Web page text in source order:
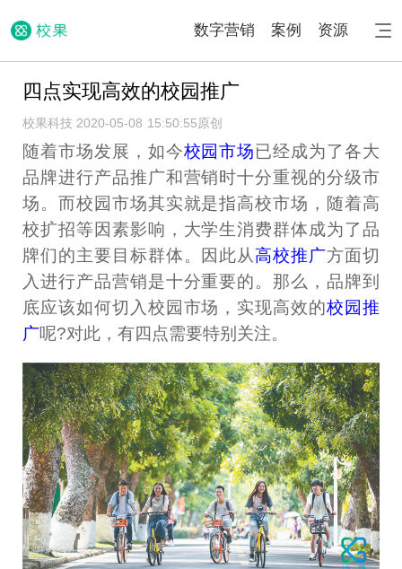
数字营销 案例 资源
四点实现高效的校园推广
校果科技 2020-05-08 15:50:55原创
随着市场发展，如今校园市场已经成为了各大
品牌进行产品推广和营销时十分重视的分级市
场。而校园市场其实就是指高校市场，随着高
校扩招等因素影响，大学生消费群体成为了品
牌们的主要目标群体。因此从高校推广方面切
入进行产品营销是十分重要的。那么，品牌到
底应该如何切入校园市场，实现高效的校园推
广呢?对此，有四点需要特别关注。